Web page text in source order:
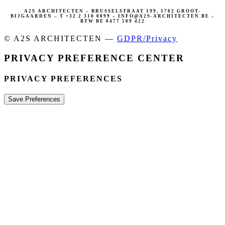
A2S ARCHITECTEN – BRUSSELSTRAAT 199, 1702 GROOT-
BIJGAARDEN – T +32 2 310 0099 – INFO@A2S-ARCHITECTEN.BE –
BTW BE 0477 509 422
© A2S ARCHITECTEN — GDPR/Privacy
PRIVACY PREFERENCE CENTER
PRIVACY PREFERENCES